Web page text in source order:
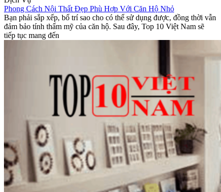
Phong Cách Nội Thất Đẹp Phù Hợp Với Căn Hộ Nhỏ
Bạn phải sắp xếp, bố trí sao cho có thể sử dụng được, đồng thời vẫn
đảm bảo tính thẩm mỹ của căn hộ. Sau đây, Top 10 Việt Nam sẽ
tiếp tục mang đến